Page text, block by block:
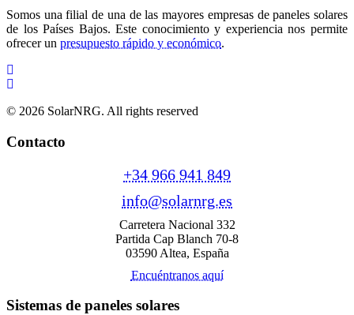
Somos una filial de una de las mayores empresas de paneles solares
de los Países Bajos. Este conocimiento y experiencia nos permite
ofrecer un presupuesto rápido y económico.
© 2026 SolarNRG. All rights reserved
Contacto
+34 966 941 849
info@solarnrg.es
Carretera Nacional 332
Partida Cap Blanch 70-8
03590 Altea, España
Encuéntranos aquí
Sistemas de paneles solares